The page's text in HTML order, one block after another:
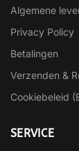
Algemene
Privacy Policy
Betalingen
Verzenden &
Cookiebeleid
SERVICE